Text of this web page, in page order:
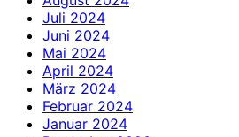
Juli 2024
Juni 2024
Mai 2024
April 2024
März 2024
Februar 2024
Januar 2024